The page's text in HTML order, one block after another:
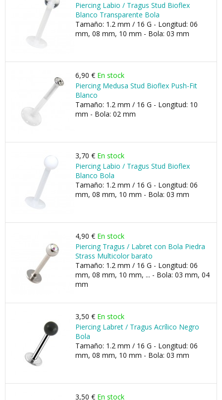
Piercing Labio / Tragus Stud Bioflex
Blanco Transparente Bola
Tamaño: 1.2 mm / 16 G - Longitud: 06
mm, 08 mm, 10 mm - Bola: 03 mm
6,90 € En stock
Piercing Medusa Stud Bioflex Push-Fit
Blanco
Tamaño: 1.2 mm / 16 G - Longitud: 10
mm - Bola: 02 mm
3,70 € En stock
Piercing Labio / Tragus Stud Bioflex
Blanco Bola
Tamaño: 1.2 mm / 16 G - Longitud: 06
mm, 08 mm, 10 mm - Bola: 03 mm
4,90 € En stock
Piercing Tragus / Labret con Bola Piedra
Strass Multicolor barato
Tamaño: 1.2 mm / 16 G - Longitud: 06
mm, 08 mm, 10 mm, ... - Bola: 03 mm, 04
mm
3,50 € En stock
Piercing Labret / Tragus Acrílico Negro
Bola
Tamaño: 1.2 mm / 16 G - Longitud: 06
mm, 08 mm, 10 mm - Bola: 03 mm
3,50 € En stock